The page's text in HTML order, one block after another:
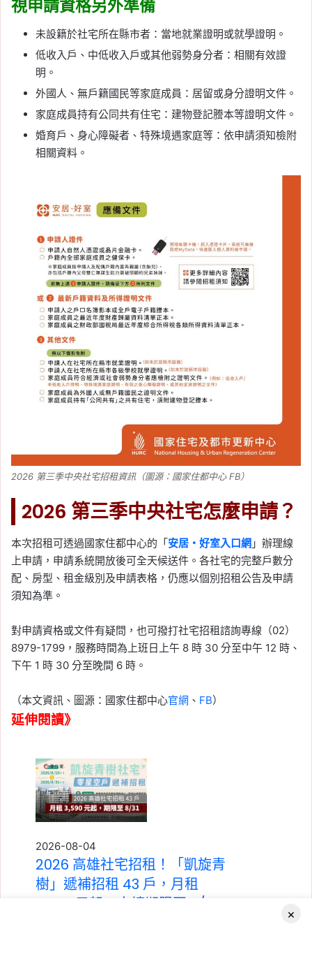
視申請資格另外準備
未設籍於社宅所在縣市者：當地就業證明或就學證明。
低收入戶、中低收入戶或其他弱勢身分者：相關有效證
明。
外國人、無戶籍國民等家庭成員：居留或身分證明文件。
家庭成員持有公同共有住宅：建物登記謄本等證明文件。
婚育戶、身心障礙者、特殊境遇家庭等：依申請須知檢附
相關資料。
2026 第三季中央社宅招租資訊（圖源：國家住都中心 FB）
2026 第三季中央社宅怎麼申請？
本次招租可透過國家住都中心的「 安居・好室入口網 」辦理線
上申請，申請系統開放後可全天候送件。各社宅的完整戶數分
配、房型、租金級別及申請表格，仍應以個別招租公告及申請
須知為準。
對申請資格或文件有疑問，也可撥打社宅招租諮詢專線（02）
8979-1799，服務時間為上班日上午 8 時 30 分至中午 12 時、
下午 1 時 30 分至晚間 6 時。
（本文資訊、圖源：國家住都中心官網 、 FB）
延伸閱讀》
2026-08-04
2026 高雄社宅招租！「凱旋青
樹」遞補招租 43 戶，月租
3,590 元起，申請期限至 8/31
×